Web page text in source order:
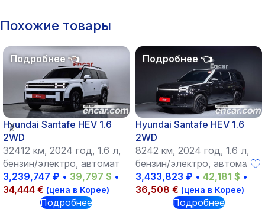
Похожие товары
Hyundai Santafe HEV 1.6
2WD
32412 км, 2024 год, 1.6 л,
бензин/электро, автомат
3,239,747 ₽ • 39,797 $ •
34,444 € (цена в Корее)
Подробнее
Hyundai Santafe HEV 1.6
2WD
8242 км, 2024 год, 1.6 л,
бензин/электро, автомат
3,433,823 ₽ • 42,181 $ •
36,508 € (цена в Корее)
Подробнее